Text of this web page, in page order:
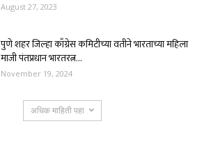
August 27, 2023
पुणे शहर जिल्हा काँग्रेस कमिटीच्या वतीने भारताच्या महिला
माजी पंतप्रधान भारतरत्न...
November 19, 2024
अधिक माहिती पहा